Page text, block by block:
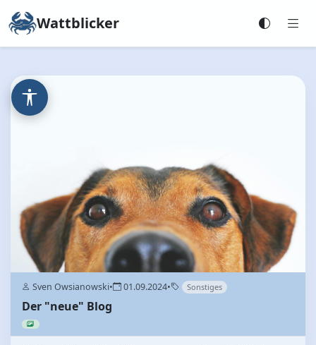
Wattblicker
Sven Owsianowski• 01.09.2024• Sonstiges
Der "neue" Blog